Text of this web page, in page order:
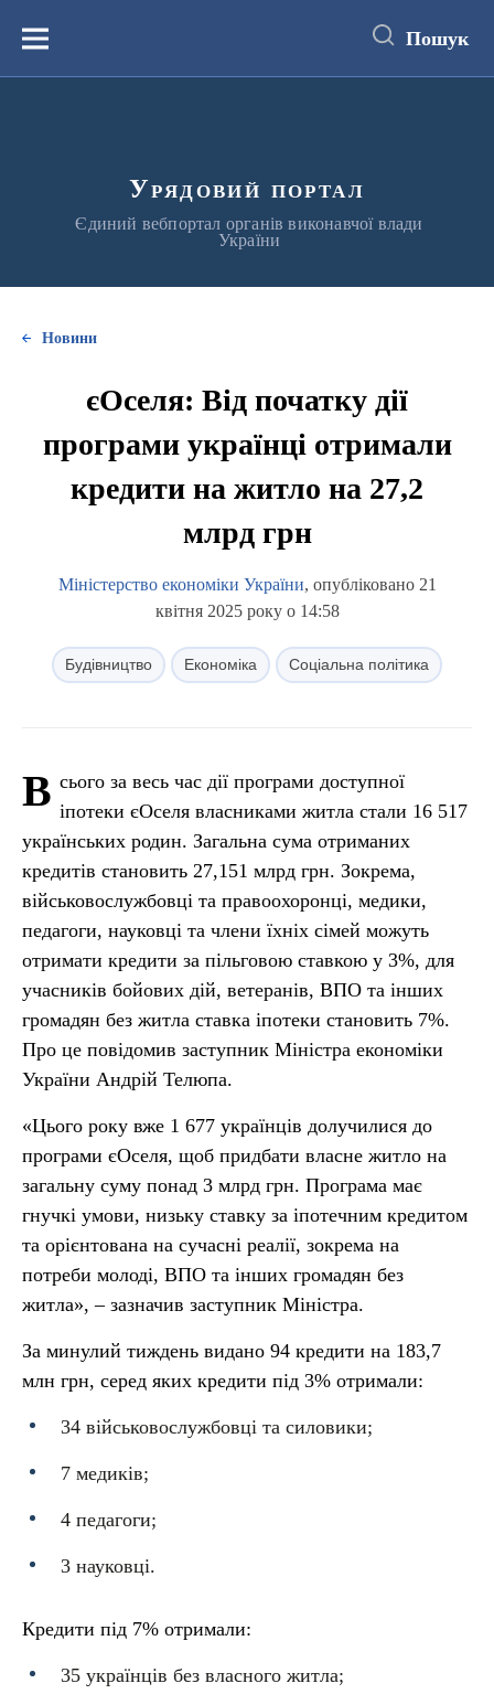
вмістуМеню Пошук
Урядовий портал
Єдиний вебпортал органів виконавчої влади
України
Новини
єОселя: Від початку дії
програми українці отримали
кредити на житло на 27,2
млрд грн
Міністерство економіки України, опубліковано 21
квітня 2025 року о 14:58
Будівництво Економіка Соціальна політика
В сього за весь час дії програми доступної
іпотеки єОселя власниками житла стали 16 517
українських родин. Загальна сума отриманих
кредитів становить 27,151 млрд грн. Зокрема,
військовослужбовці та правоохоронці, медики,
педагоги, науковці та члени їхніх сімей можуть
отримати кредити за пільговою ставкою у 3%, для
учасників бойових дій, ветеранів, ВПО та інших
громадян без житла ставка іпотеки становить 7%.
Про це повідомив заступник Міністра економіки
України Андрій Телюпа.
«Цього року вже 1 677 українців долучилися до
програми єОселя, щоб придбати власне житло на
загальну суму понад 3 млрд грн. Програма має
гнучкі умови, низьку ставку за іпотечним кредитом
та орієнтована на сучасні реалії, зокрема на
потреби молоді, ВПО та інших громадян без
житла», – зазначив заступник Міністра.
За минулий тиждень видано 94 кредити на 183,7
млн грн, серед яких кредити під 3% отримали:
34 військовослужбовці та силовики;
7 медиків;
4 педагоги;
3 науковці.
Кредити під 7% отримали:
35 українців без власного житла;